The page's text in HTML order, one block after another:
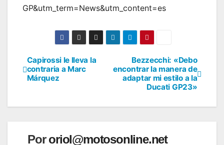
GP&utm_term=News&utm_content=es
Navegación
de
entradas
Bezzecchi: «Debo
encontrar la manera de
adaptar mi estilo a la
Ducati GP23»
Capirossi le lleva la
contraria a Marc
Márquez
Pororiol@motosonline.net